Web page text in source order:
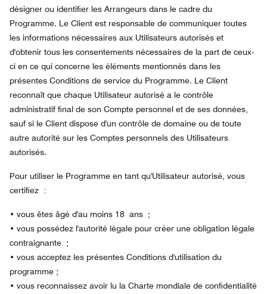
désigner ou identifier les Arrangeurs dans le cadre du
Programme. Le Client est responsable de communiquer toutes
les informations nécessaires aux Utilisateurs autorisés et
d'obtenir tous les consentements nécessaires de la part de ceux-
ci en ce qui concerne les éléments mentionnés dans les
présentes Conditions de service du Programme. Le Client
reconnaît que chaque Utilisateur autorisé a le contrôle
administratif final de son Compte personnel et de ses données,
sauf si le Client dispose d'un contrôle de domaine ou de toute
autre autorité sur les Comptes personnels des Utilisateurs
autorisés.
Pour utiliser le Programme en tant qu'Utilisateur autorisé, vous
certifiez :
• vous êtes âgé d'au moins 18 ans ;
• vous possédez l'autorité légale pour créer une obligation légale
contraignante ;
• vous acceptez les présentes Conditions d'utilisation du
programme ;
• vous reconnaissez avoir lu la Charte mondiale de confidentialité